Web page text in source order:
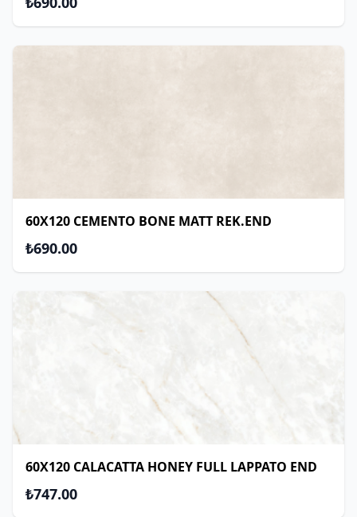
60X120 CEMENTO BONE MATT REK.END
₺690.00
60X120 CALACATTA HONEY FULL LAPPATO END
₺747.00